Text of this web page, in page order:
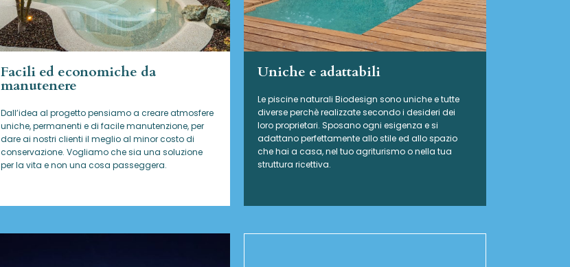
Facili ed economiche da
manutenere
Dall’idea al progetto pensiamo a creare atmosfere
uniche, permanenti e di facile manutenzione, per
dare ai nostri clienti il meglio al minor costo di
conservazione. Vogliamo che sia una soluzione
per la vita e non una cosa passeggera.
Uniche e adattabili
Le piscine naturali Biodesign sono uniche e tutte
diverse perchè realizzate secondo i desideri dei
loro proprietari. Sposano ogni esigenza e si
adattano perfettamente allo stile ed allo spazio
che hai a casa, nel tuo agriturismo o nella tua
struttura ricettiva.